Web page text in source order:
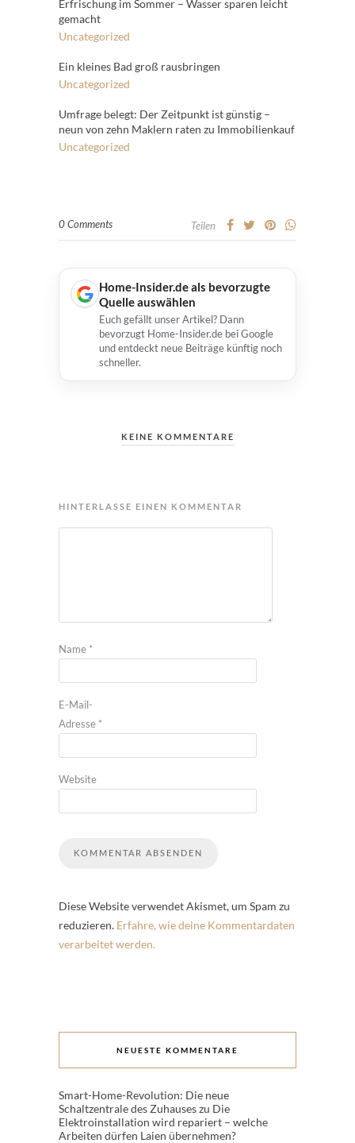
Erfrischung im Sommer – Wasser sparen leicht
gemacht
Uncategorized
Ein kleines Bad groß rausbringen
Uncategorized
Umfrage belegt: Der Zeitpunkt ist günstig –
neun von zehn Maklern raten zu Immobilienkauf
Uncategorized
0 Comments Teilen
Home-Insider.de als bevorzugte
Quelle auswählen
Euch gefällt unser Artikel? Dann
bevorzugt Home-Insider.de bei Google
und entdeckt neue Beiträge künftig noch
schneller.
KEINE KOMMENTARE
HINTERLASSE EINEN KOMMENTAR
Name *
E-Mail-
Adresse *
Website
Diese Website verwendet Akismet, um Spam zu
reduzieren. Erfahre, wie deine Kommentardaten
verarbeitet werden.
NEUESTE KOMMENTARE
Smart-Home-Revolution: Die neue
Schaltzentrale des Zuhauseszu Die
Elektroinstallation wird repariert – welche
Arbeiten dürfen Laien übernehmen?